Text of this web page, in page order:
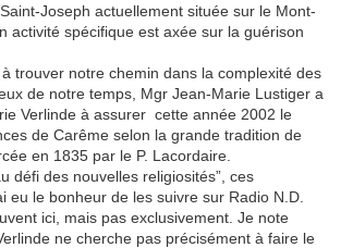
Joseph actuellement située sur le Mont-
activité spécifique est axée sur la guérison
trouver notre chemin dans la complexité des
de notre temps, Mgr Jean-Marie Lustiger a
Verlinde à assurer cette année 2002 le
de Carême selon la grande tradition de
en 1835 par le P. Lacordaire.
défi des nouvelles religiosités”, ces
eu le bonheur de les suivre sur Radio N.D.
ici, mais pas exclusivement. Je note
ne cherche pas précisément à faire le